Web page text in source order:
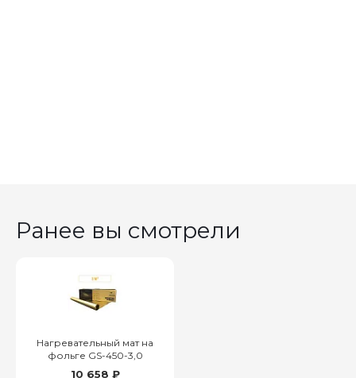
Ранее вы смотрели
Нагревательный мат на
фольге GS-450-3,0
10 658 ₽